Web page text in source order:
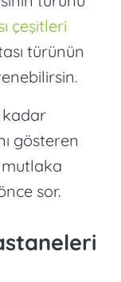
çeşitleri
türünün
kadar
gösteren
sor.